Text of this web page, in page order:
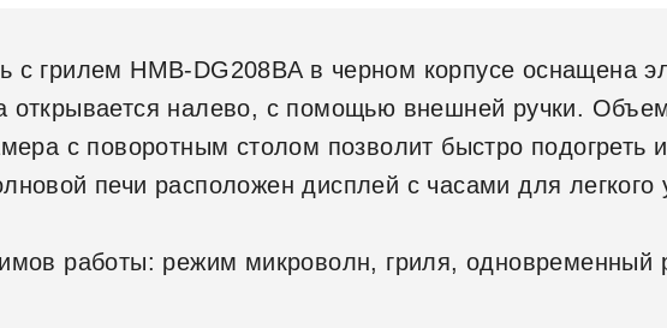
с грилем HMB-DG208BA в черном корпусе оснащена
открывается налево, с помощью внешней ручки.
с поворотным столом позволит быстро подогреть
печи расположен дисплей с часами для
работы: режим микроволн, гриля, одновременный